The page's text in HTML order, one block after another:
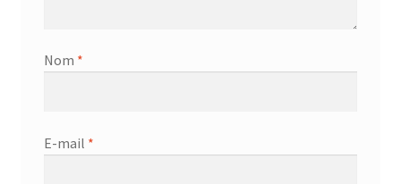
Nom *
E-mail *